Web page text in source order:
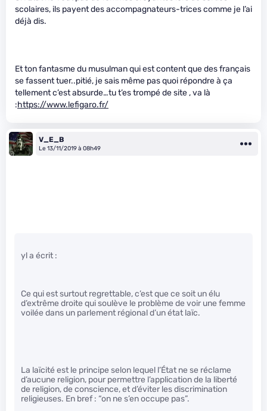
scolaires, ils payent des accompagnateurs-trices comme je l’ai
déjà dis.
Et ton fantasme du musulman qui est content que des français
se fassent tuer..pitié, je sais même pas quoi répondre à ça
tellement c’est absurde…tu t’es trompé de site , va là
:https://www.lefigaro.fr/
V_E_B
Le 13/11/2019 à 08h49
yl a écrit :
Ce qui est surtout regrettable, c’est que ce soit un élu
d’extrême droite qui soulève le problème de voir une femme
voilée dans un parlement régional d’un état laïc.
La laïcité est le principe selon lequel l’État ne se réclame
d’aucune religion, pour permettre l’application de la liberté
de religion, de conscience, et d’éviter les discrimination
religieuses. En bref : “on ne s’en occupe pas”.